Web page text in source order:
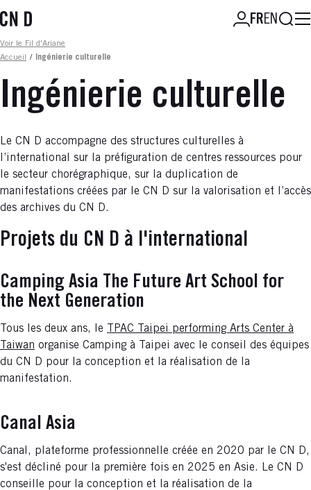
au
principal
FREN
Fil d'ariane
Voir le Fil d'Ariane
Accueil
/ Ingénierie culturelle
Ingénierie culturelle
Le CN D accompagne des structures culturelles à
l’international sur la préfiguration de centres ressources pour
le secteur chorégraphique, sur la duplication de
manifestations créées par le CN D sur la valorisation et l’accès
des archives du CN D.
Projets du CN D à l'international
Camping Asia The Future Art School for
the Next Generation
Tous les deux ans, le
TPAC Taipei performing Arts Center à
Taiwan organise Camping à Taipei avec le conseil des équipes
du CN D pour la conception et la réalisation de la
manifestation.
Canal Asia
Canal, plateforme professionnelle créée en 2020 par le CN D,
s'est décliné pour la première fois en 2025 en Asie. Le CN D
conseille pour la conception et la réalisation de la